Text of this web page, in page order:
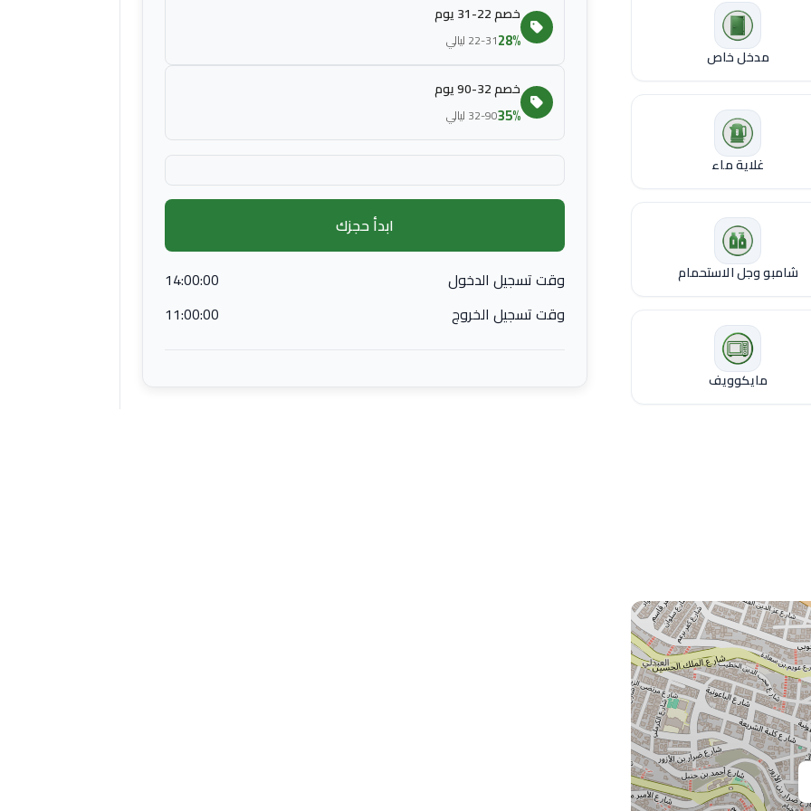
مدخل خاص
غلاية ماء
شامبو وجل الاستحمام
مايكوويف
خصم 22-31 يوم
28%22-31 ليالي
خصم 32-90 يوم
35%32-90 ليالي
ابدأ حجزك
وقت تسجيل الدخول
14:00:00
وقت تسجيل الخروج
11:00:00